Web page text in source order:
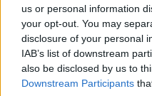
us or personal information
your opt-out. You may
disclosure of your personal
IAB’s list of downstream
also be disclosed by us to
Downstream Participants
Για ακόμη
ειδήσεωντου E-Daily.gr
Ακολουθήστε το E-